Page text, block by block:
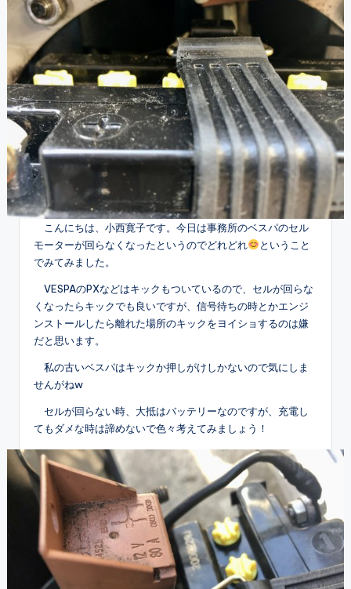
こんにちは、小西寛子です。今日は事務所のベスパのセル
モーターが回らなくなったというのでどれどれ
ということ
でみてみました。
VESPAのPXなどはキックもついているので、セルが回らな
くなったらキックでも良いですが、信号待ちの時とかエンジ
ンストールしたら離れた場所のキックをヨイショするのは嫌
だと思います。
私の古いベスパはキックか押しがけしかないので気にしま
せんがねw
セルが回らない時、大抵はバッテリーなのですが、充電し
てもダメな時は諦めないで色々考えてみましょう！